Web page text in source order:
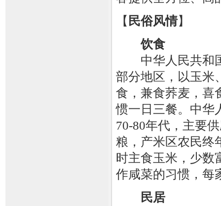
【 民俗风情】
饮食
中华人民共和
部分地区，以玉米
食，兼食荞麦，喜
惯一日三餐。中华
70-80年代，主要
粮，产米区农民终
时主食玉米，少数
作咸菜的习惯，每
民居